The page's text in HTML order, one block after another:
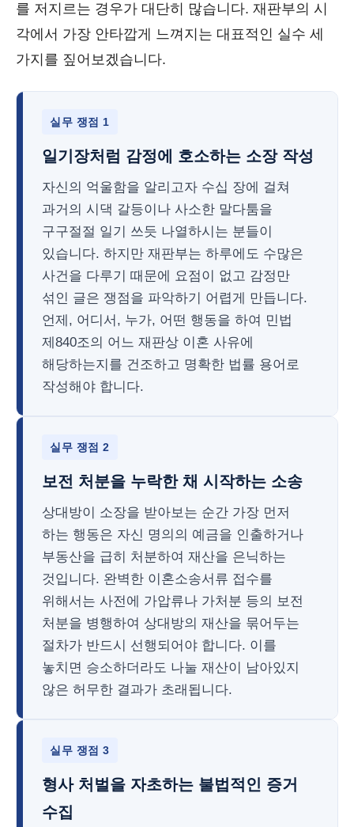
를 저지르는 경우가 대단히 많습니다. 재판부의 시
각에서 가장 안타깝게 느껴지는 대표적인 실수 세
가지를 짚어보겠습니다.
실무 쟁점 1
일기장처럼 감정에 호소하는 소장 작성
자신의 억울함을 알리고자 수십 장에 걸쳐
과거의 시댁 갈등이나 사소한 말다툼을
구구절절 일기 쓰듯 나열하시는 분들이
있습니다. 하지만 재판부는 하루에도 수많은
사건을 다루기 때문에 요점이 없고 감정만
섞인 글은 쟁점을 파악하기 어렵게 만듭니다.
언제, 어디서, 누가, 어떤 행동을 하여 민법
제840조의 어느 재판상 이혼 사유에
해당하는지를 건조하고 명확한 법률 용어로
작성해야 합니다.
실무 쟁점 2
보전 처분을 누락한 채 시작하는 소송
상대방이 소장을 받아보는 순간 가장 먼저
하는 행동은 자신 명의의 예금을 인출하거나
부동산을 급히 처분하여 재산을 은닉하는
것입니다. 완벽한 이혼소송서류 접수를
위해서는 사전에 가압류나 가처분 등의 보전
처분을 병행하여 상대방의 재산을 묶어두는
절차가 반드시 선행되어야 합니다. 이를
놓치면 승소하더라도 나눌 재산이 남아있지
않은 허무한 결과가 초래됩니다.
실무 쟁점 3
형사 처벌을 자초하는 불법적인 증거
수집